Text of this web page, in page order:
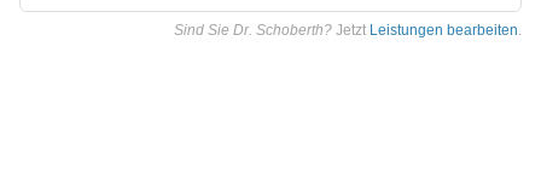
Sind Sie Dr. Schoberth? Jetzt Leistungen bearbeiten.